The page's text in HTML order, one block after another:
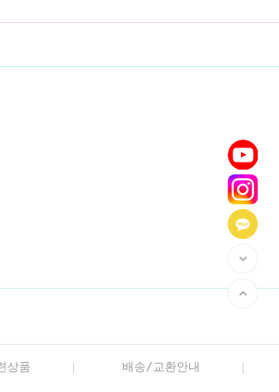
상품 배송/교환안내